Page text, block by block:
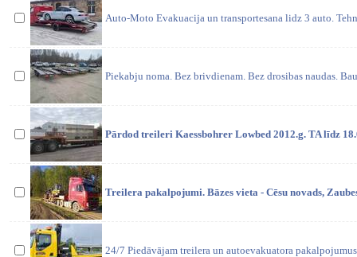
Auto-Moto Evakuacija un transportesana lidz 3 auto.
Piekabju noma. Bez brivdienam. Bez drosibas naudas.
Pārdod treileri Kaessbohrer Lowbed 2012.g. TA līdz
Treilera pakalpojumi. Bāzes vieta - Cēsu novads,
24/7 Piedāvājam treilera un autoevakuatora